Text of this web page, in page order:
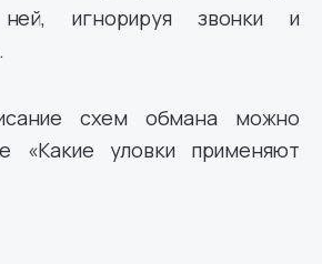
игнорируя звонки и
схем обмана можно
«Какие уловки применяют